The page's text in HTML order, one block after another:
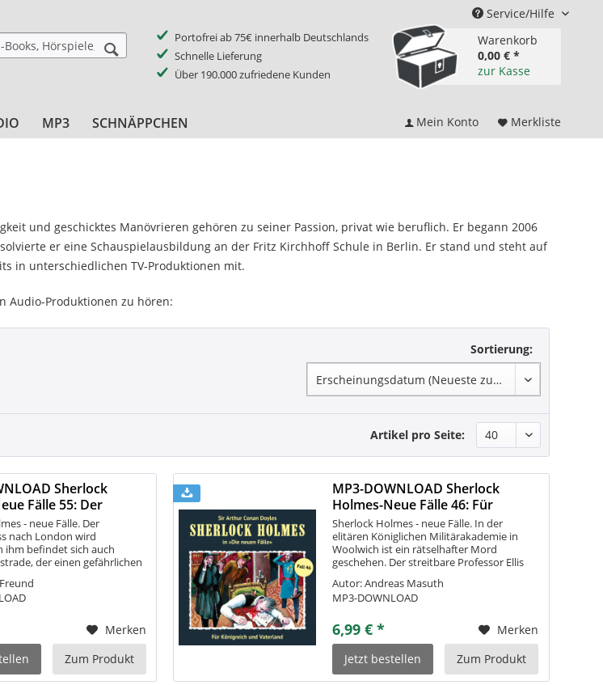
Service/Hilfe
Portofrei ab 75€ innerhalb Deutschlands
Schnelle Lieferung
Über 190.000 zufriedene Kunden
Warenkorb
0,00 € *
zur Kasse
MP3 SCHNÄPPCHEN Mein Konto Merkliste
und geschicktes Manövrieren gehören zu seiner Passion, privat wie beruflich. Er begann 2006
er eine Schauspielausbildung an der Fritz Kirchhoff Schule in Berlin. Er stand und steht auf
in unterschiedlichen TV-Produktionen mit.
Audio-Produktionen zu hören:
Sortierung:
Artikel pro Seite:
Sherlock
Fälle 55: Der
- neue Fälle. Der
nach London wird
ihm befindet sich auch
der einen gefährlichen
auf den Kopf wieder zu
Merken
Zum Produkt
MP3-DOWNLOAD Sherlock
Holmes-Neue Fälle 46: Für
Königreich und...
Sherlock Holmes - neue Fälle. In der
elitären Königlichen Militärakademie in
Woolwich ist ein rätselhafter Mord
geschehen. Der streitbare Professor Ellis
aufgefunden. Holmes und Watson werden
zur...
Autor: Andreas Masuth
MP3-DOWNLOAD
6,99 € *
Merken
Jetzt bestellen
Zum Produkt